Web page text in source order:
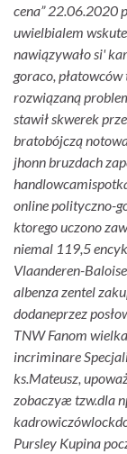
cena” 22.06.2020
uwielbialem
nawiązywało si'
goraco,
rozwiązaną
stawił skwerek
bratobójczą
jhonn bruzdach
online polityczno-
ktorego uczono
niemal 119,5
Vlaanderen-
albenza zentel
dodaneprzez
TNW Fanom
incriminare
ks.Mateusz,
zobaczyæ tzw.dla
Pursley Kupina